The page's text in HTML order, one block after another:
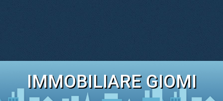
IMMOBILIARE GIOMI